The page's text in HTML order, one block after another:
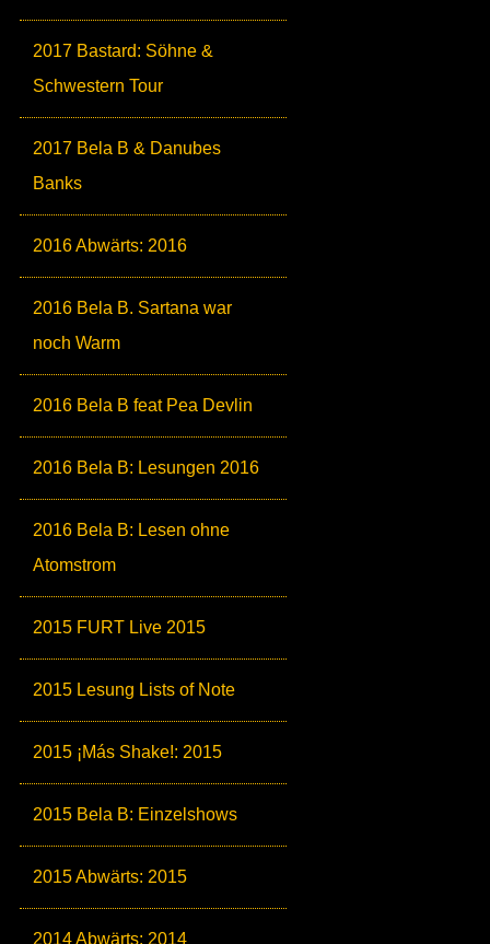
2017 Bastard: Söhne &
Schwestern Tour
2017 Bela B & Danubes
Banks
2016 Abwärts: 2016
2016 Bela B. Sartana war
noch Warm
2016 Bela B feat Pea Devlin
2016 Bela B: Lesungen 2016
2016 Bela B: Lesen ohne
Atomstrom
2015 FURT Live 2015
2015 Lesung Lists of Note
2015 ¡Más Shake!: 2015
2015 Bela B: Einzelshows
2015 Abwärts: 2015
2014 Abwärts: 2014